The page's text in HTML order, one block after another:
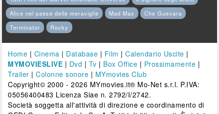
Alice nel paese delle meraviglie
Mad Max
Che Guevara
Terminator
Rocky
Home | Cinema | Database | Film |Calendario Uscite |
MYMOVIESLIVE | Dvd | Tv | Box Office | Prossimamente |
Trailer |Colonne sonore | MYmovies Club
Copyright© 2000 - 2026 MYmovies.it® Mo-Net s.r.l. P.IVA:
05056400483 Licenza Siae n. 2792/I/2742.
Società soggetta all'attività di direzione e coordinamento di